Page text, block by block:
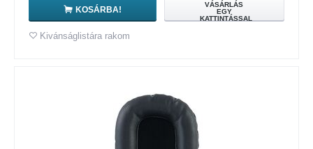
KOSÁRBA!
VÁSÁRLÁS
EGY
KATTINTÁSSAL
Kivánságlistára rakom